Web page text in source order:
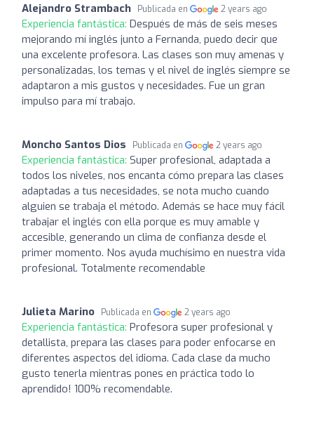
Alejandro Strambach Publicada en 2 years ago
Experiencia fantástica: Después de más de seis meses
mejorando mí inglés junto a Fernanda, puedo decir que
una excelente profesora. Las clases son muy amenas y
personalizadas, los temas y el nivel de inglés siempre se
adaptaron a mis gustos y necesidades. Fue un gran
impulso para mí trabajo.
Moncho Santos Dios Publicada en 2 years ago
Experiencia fantástica: Super profesional, adaptada a
todos los niveles, nos encanta cómo prepara las clases
adaptadas a tus necesidades, se nota mucho cuando
alguien se trabaja el método. Además se hace muy fácil
trabajar el inglés con ella porque es muy amable y
accesible, generando un clima de confianza desde el
primer momento. Nos ayuda muchísimo en nuestra vida
profesional. Totalmente recomendable
Julieta Marino Publicada en 2 years ago
Experiencia fantástica: Profesora super profesional y
detallista, prepara las clases para poder enfocarse en
diferentes aspectos del idioma. Cada clase da mucho
gusto tenerla mientras pones en práctica todo lo
aprendido! 100% recomendable.